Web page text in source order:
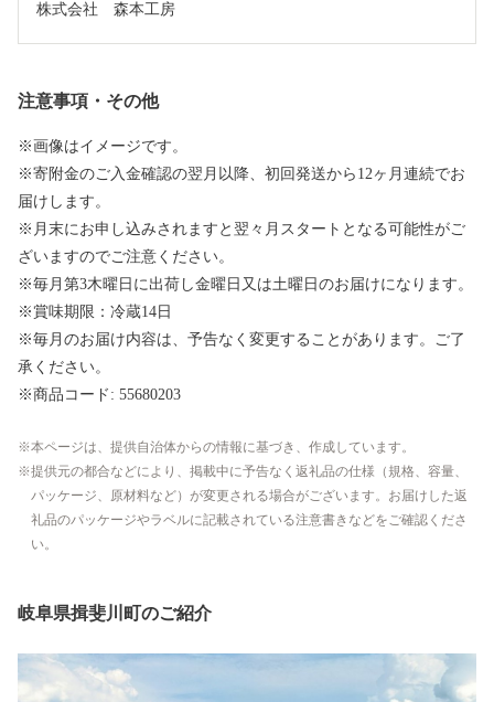
株式会社　森本工房
注意事項・その他
※画像はイメージです。
※寄附金のご入金確認の翌月以降、初回発送から12ヶ月連続でお
届けします。
※月末にお申し込みされますと翌々月スタートとなる可能性がご
ざいますのでご注意ください。
※毎月第3木曜日に出荷し金曜日又は土曜日のお届けになります。
※賞味期限：冷蔵14日
※毎月のお届け内容は、予告なく変更することがあります。ご了
承ください。
※商品コード: 55680203
本ページは、提供自治体からの情報に基づき、作成しています。
提供元の都合などにより、掲載中に予告なく返礼品の仕様（規格、容量、
パッケージ、原材料など）が変更される場合がございます。お届けした返
礼品のパッケージやラベルに記載されている注意書きなどをご確認くださ
い。
岐阜県揖斐川町のご紹介